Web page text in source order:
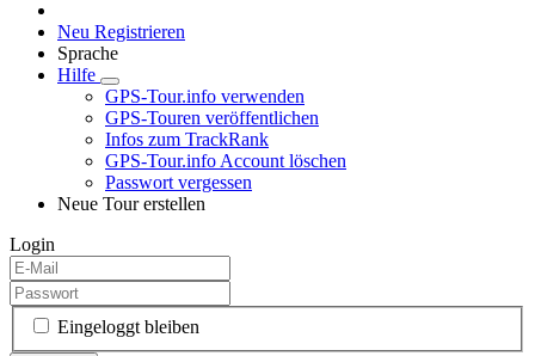
Neu Registrieren
Sprache
Hilfe
GPS-Tour.info verwenden
GPS-Touren veröffentlichen
Infos zum TrackRank
GPS-Tour.info Account löschen
Passwort vergessen
Neue Tour erstellen
Login
Eingeloggt bleiben